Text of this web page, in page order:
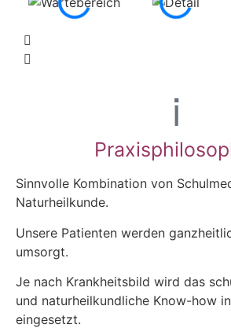
Sinnvolle Kombination von
Naturheilkunde.
Unsere Patienten werden
umsorgt.
Je nach Krankheitsbild wird das
und naturheilkundliche Know-how
eingesetzt.